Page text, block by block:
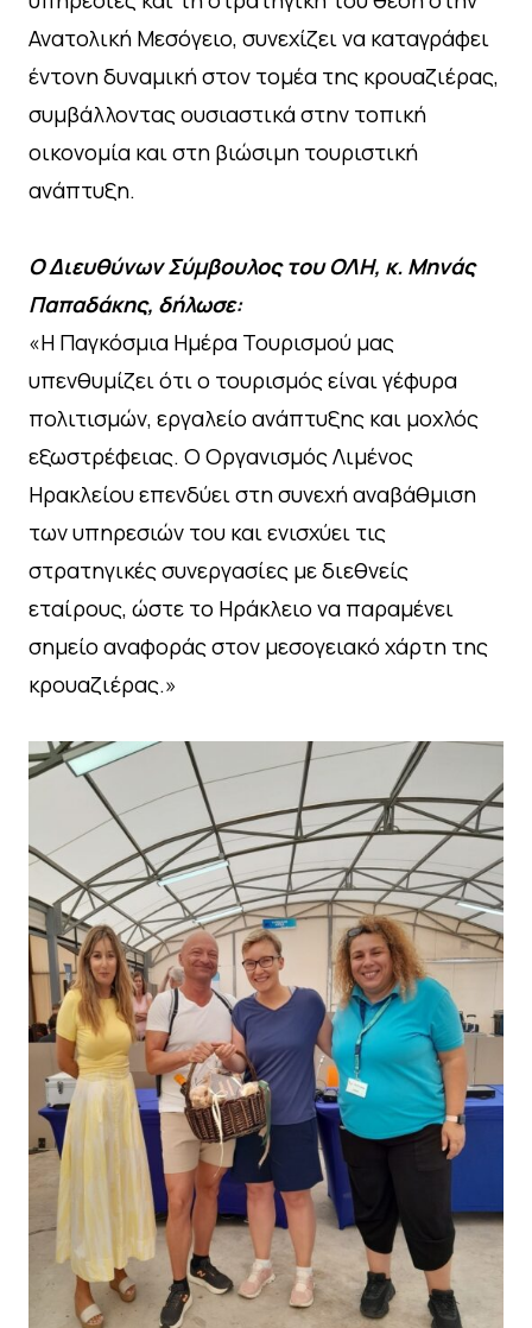
Ανατολική Μεσόγειο, συνεχίζει να καταγράφει
έντονη δυναμική στον τομέα της κρουαζιέρας,
συμβάλλοντας ουσιαστικά στην τοπική
οικονομία και στη βιώσιμη τουριστική
ανάπτυξη.
Ο Διευθύνων Σύμβουλος του ΟΛΗ, κ. Μηνάς
Παπαδάκης, δήλωσε:
«Η Παγκόσμια Ημέρα Τουρισμού μας
υπενθυμίζει ότι ο τουρισμός είναι γέφυρα
πολιτισμών, εργαλείο ανάπτυξης και μοχλός
εξωστρέφειας. Ο Οργανισμός Λιμένος
Ηρακλείου επενδύει στη συνεχή αναβάθμιση
των υπηρεσιών του και ενισχύει τις
στρατηγικές συνεργασίες με διεθνείς
εταίρους, ώστε το Ηράκλειο να παραμένει
σημείο αναφοράς στον μεσογειακό χάρτη της
κρουαζιέρας.»